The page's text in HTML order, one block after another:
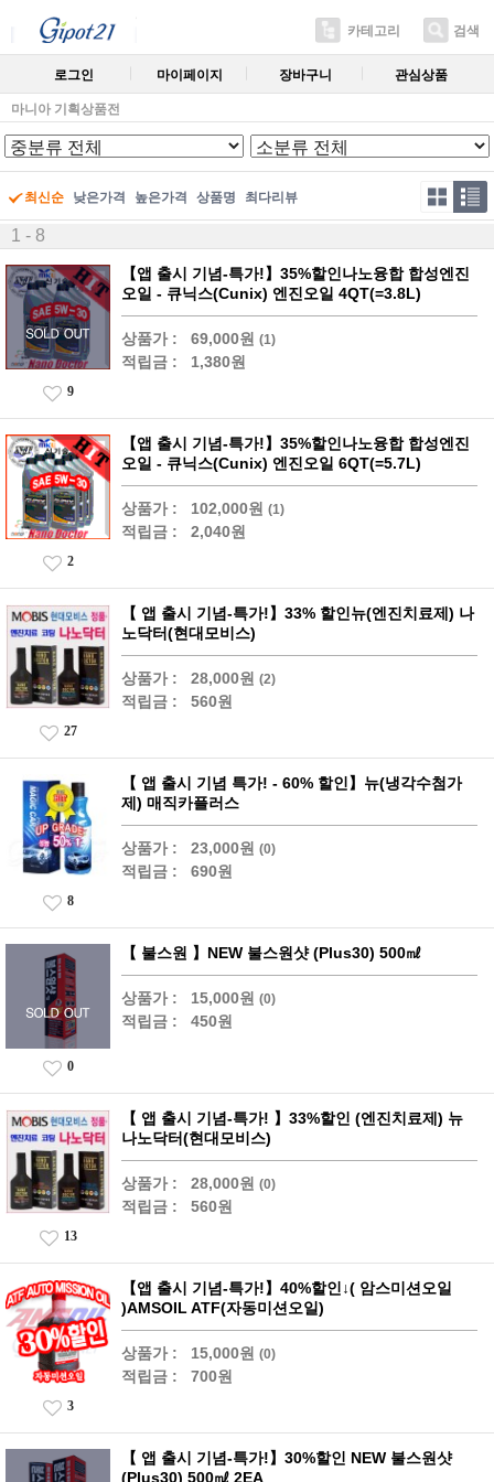
카테고리 검색
로그인 마이페이지 장바구니 관심상품
마니아 기획상품전
최신순 낮은가격 높은가격 상품명 최다리뷰
1 - 8
【앱 출시 기념-특가!】35%할인나노융합 합성엔진
오일 - 큐닉스(Cunix) 엔진오일 4QT(=3.8L)
상품가 : 69,000원 (1)
적립금 : 1,380원
9
【앱 출시 기념-특가!】35%할인나노융합 합성엔진
오일 - 큐닉스(Cunix) 엔진오일 6QT(=5.7L)
상품가 : 102,000원 (1)
적립금 : 2,040원
2
【 앱 출시 기념-특가!】33% 할인뉴(엔진치료제) 나
노닥터(현대모비스)
상품가 : 28,000원 (2)
적립금 : 560원
27
【 앱 출시 기념 특가! - 60% 할인】뉴(냉각수첨가
제) 매직카플러스
상품가 : 23,000원 (0)
적립금 : 690원
8
【 불스원 】NEW 불스원샷 (Plus30) 500㎖
상품가 : 15,000원 (0)
적립금 : 450원
0
【 앱 출시 기념-특가! 】33%할인 (엔진치료제) 뉴
나노닥터(현대모비스)
상품가 : 28,000원 (0)
적립금 : 560원
13
【앱 출시 기념-특가!】40%할인↓( 암스미션오일
)AMSOIL ATF(자동미션오일)
상품가 : 15,000원 (0)
적립금 : 700원
3
【 앱 출시 기념-특가!】30%할인 NEW 불스원샷
(Plus30) 500㎖ 2EA